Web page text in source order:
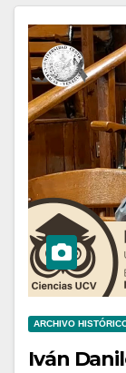
ARCHIVO
Iván